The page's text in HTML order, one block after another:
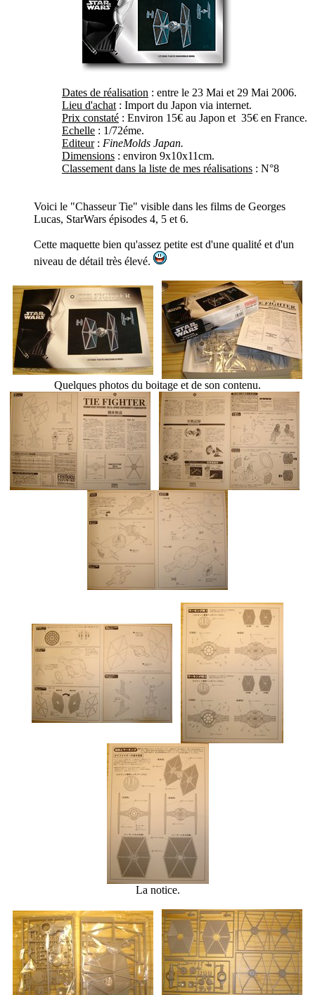
Dates de réalisation : entre le 23 Mai et 29 Mai 2006.
Lieu d'achat : Import du Japon via internet.
Prix constaté : Environ 15€ au Japon et 35€ en France.
Echelle : 1/72éme.
Editeur: FineMolds Japan.
Dimensions : environ 9x10x11cm.
Classement dans la liste de mes réalisations : N°8
Voici le "Chasseur Tie" visible dans les films de Georges
Lucas, StarWars épisodes 4, 5 et 6.
Cette maquette bien qu'assez petite est d'une qualité et d'un
niveau de détail très élevé.
Quelques photos du boitage et de son contenu.
La notice.